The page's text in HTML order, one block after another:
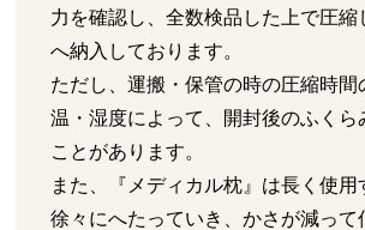
力を確認し、全数検品した上で圧縮
へ納入しております。
ただし、運搬・保管の時の圧縮時間
温・湿度によって、開封後のふくら
ことがあります。
また、『メディカル枕』は長く使用
徐々にへたっていき、かさが減って